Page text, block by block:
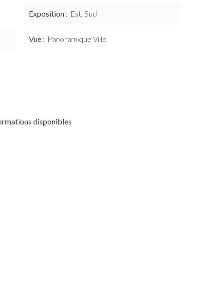
Exposition Est, Sud
Vue Panoramique Ville
disponibles